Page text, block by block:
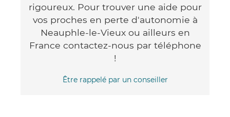
rigoureux. Pour trouver une aide pour
vos proches en perte d'autonomie à
Neauphle-le-Vieux ou ailleurs en
France contactez-nous par téléphone
!
Être rappelé par un conseiller